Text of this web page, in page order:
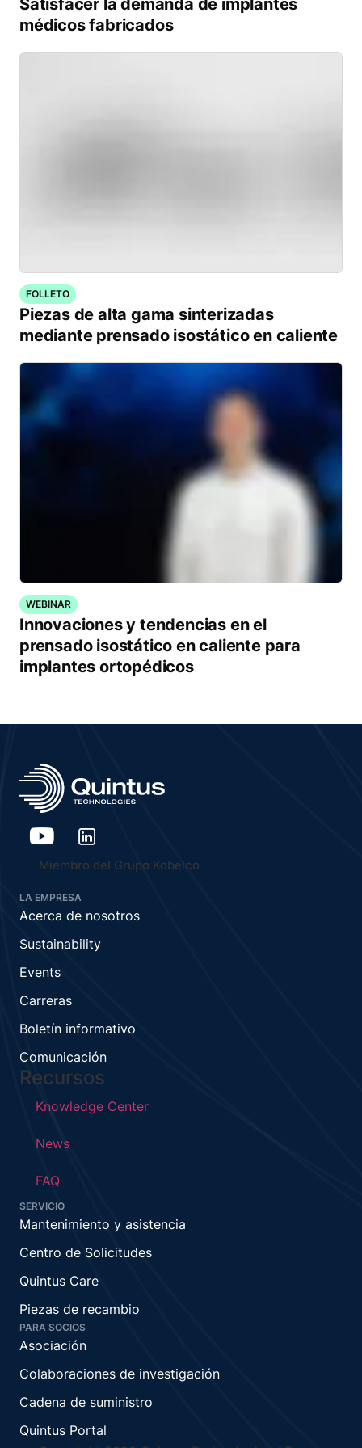
Satisfacer la demanda de implantes
médicos fabricados
FOLLETO
Piezas de alta gama sinterizadas
mediante prensado isostático en caliente
WEBINAR
Innovaciones y tendencias en el
prensado isostático en caliente para
implantes ortopédicos
Miembro del Grupo Kobelco
LA EMPRESA
Acerca de nosotros
Sustainability
Events
Carreras
Boletín informativo
Comunicación
Recursos
Knowledge Center
News
FAQ
SERVICIO
Mantenimiento y asistencia
Centro de Solicitudes
Quintus Care
Piezas de recambio
PARA SOCIOS
Asociación
Colaboraciones de investigación
Cadena de suministro
Quintus Portal